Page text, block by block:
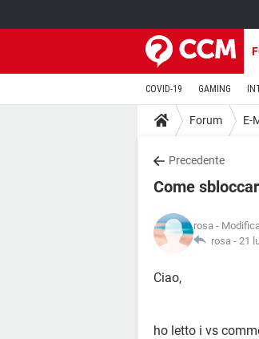
COVID-19 GAMING
Forum E-
Precedente
Come
rosa -
rosa - 21
Ciao,
ho letto i vs